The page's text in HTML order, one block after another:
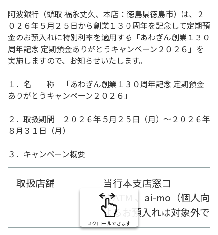
阿波銀行（頭取 福永丈久、本店：徳島県徳島市）は、２
０２６年５月２５日から創業１３０周年を記念して定期預
金のお預入れに特別利率を適用する「あわぎん創業１３０
周年記念 定期預金ありがとうキャンペーン２０２６」を
実施しますので、お知らせいたします。
１．名 称 「あわぎん創業１３０周年記念 定期預金
ありがとうキャンペーン２０２６」
２．取扱期間 ２０２６年５月２５日（月）～２０２６年
８月３１日（月）
３．キャンペーン概要
取扱店舗
当行本支店窓口
※ATM 、ai-mo（個人向
よるお預入れは対象外で
スクロールできます